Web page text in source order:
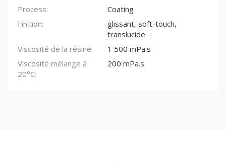
Process:
Coating
Finition:
glissant, soft-touch,
translucide
Viscosité de la résine:
1 500 mPa.s
Viscosité mélange à
20°C:
200 mPa.s